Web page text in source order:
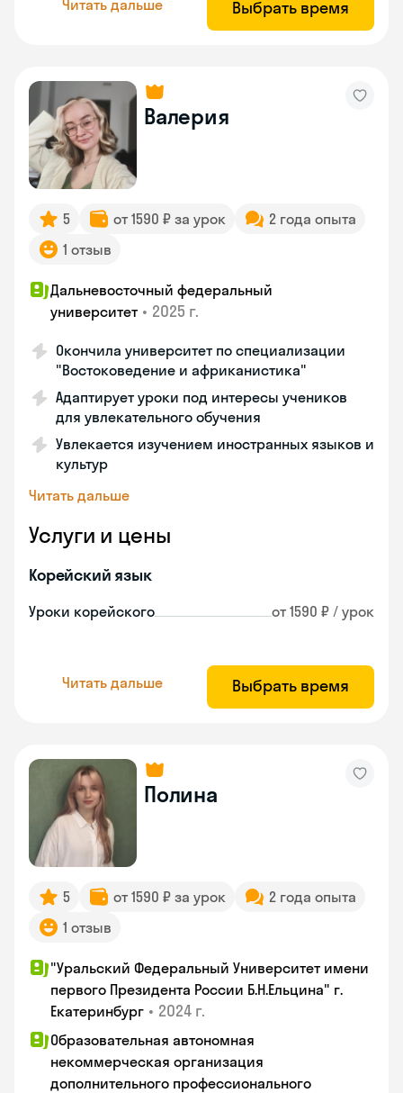
Читать дальше Выбрать время
Валерия
5 от 1590 ₽ за урок
2 года опыта
1 отзыв
Дальневосточный федеральный
университет • 2025 г.
Окончила университет по специализации
"Востоковедение и африканистика"
Адаптирует уроки под интересы учеников
для увлекательного обучения
Увлекается изучением иностранных языков и
культур
Читать дальше
Услуги и цены
Корейский язык
Уроки корейского от 1590 ₽ / урок
Читать дальше Выбрать время
Полина
5 от 1590 ₽ за урок
2 года опыта
1 отзыв
"Уральский Федеральный Университет имени
первого Президента России Б.Н.Ельцина" г.
Екатеринбург • 2024 г.
Образовательная автономная
некоммерческая организация
дополнительного профессионального